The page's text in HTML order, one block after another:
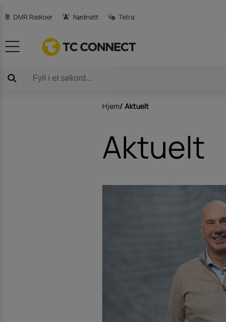
DMR Radioer Nødnett Tetra
Produktkataloger
Hjem/ Aktuelt
Aktuelt